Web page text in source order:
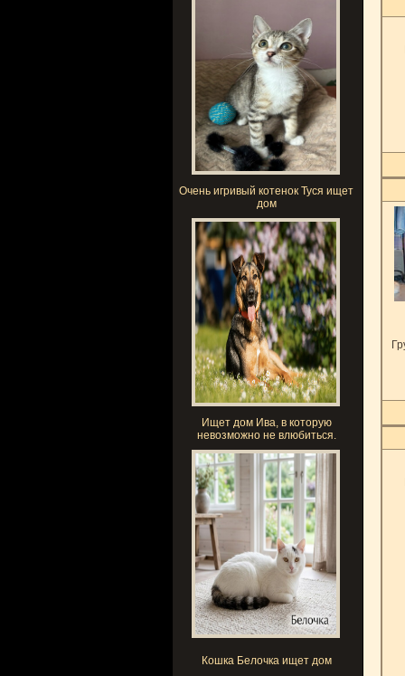
Очень игривый котенок Туся ищет
дом
Ищет дом Ива, в которую
невозможно не влюбиться.
Кошка Белочка ищет дом